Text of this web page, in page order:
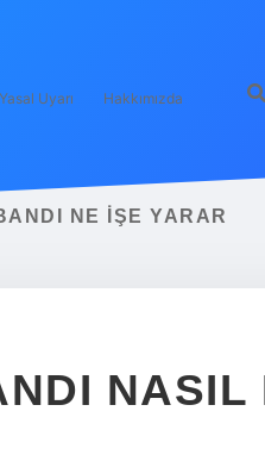
Yasal Uyarı Hakkımızda
NE IŞE YARAR
NASIL